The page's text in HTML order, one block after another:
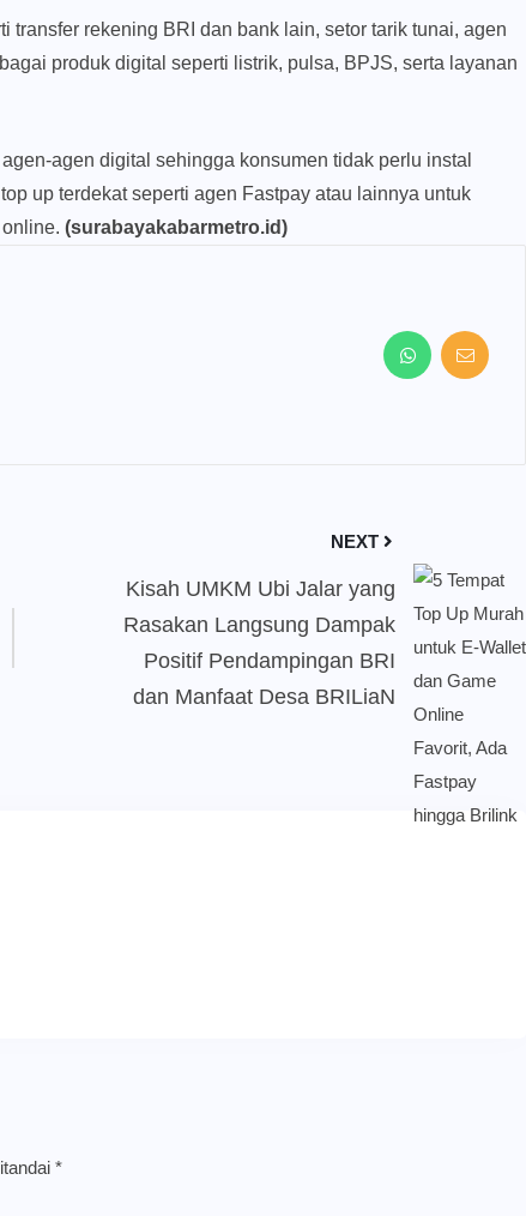
rekening BRI dan bank lain, setor tarik tunai, agen
produk digital seperti listrik, pulsa, BPJS, serta layanan
agen digital sehingga konsumen tidak perlu instal
up terdekat seperti agen Fastpay atau lainnya untuk
(surabayakabarmetro.id)
NEXT
Kisah UMKM Ubi Jalar yang
Rasakan Langsung Dampak
Positif Pendampingan BRI
dan Manfaat Desa BRILiaN
*